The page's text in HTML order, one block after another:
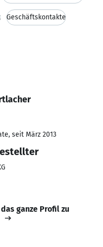
Geschäftskontakte
seit März 2013
ganze Profil zu